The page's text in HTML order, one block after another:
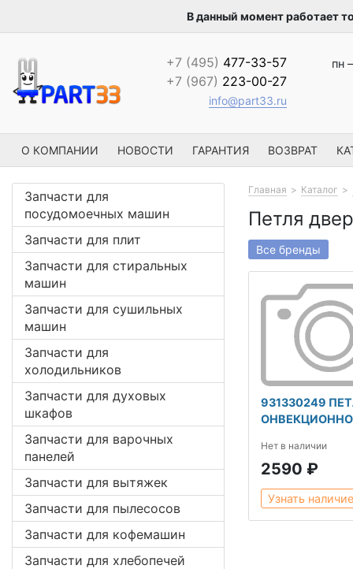
В данный момент работает
+7 (495) 477-33-57
+7 (967) 223-00-27
info@part33.ru
пн
О КОМПАНИИ НОВОСТИ ГАРАНТИЯ ВОЗВРАТ
Запчасти для
посудомоечных машин
Запчасти для плит
Запчасти для стиральных
машин
Запчасти для сушильных
машин
Запчасти для
холодильников
Запчасти для духовых
шкафов
Запчасти для варочных
панелей
Запчасти для вытяжек
Запчасти для пылесосов
Запчасти для кофемашин
Запчасти для хлебопечей
Главная Каталог
Петля
Все бренды
931330249
Нет в наличии
2590 ₽
Узнать наличие